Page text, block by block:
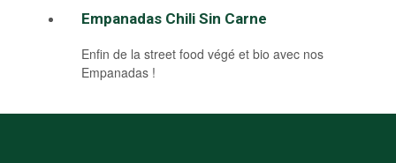
Empanadas Chili Sin Carne
Enfin de la street food végé et bio avec nos
Empanadas !